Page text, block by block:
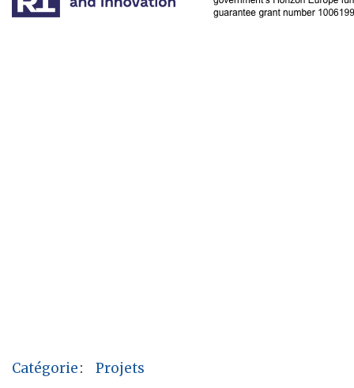
Catégorie: Projets